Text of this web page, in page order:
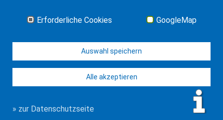
© WF Synold & Associates 2026
Erforderliche Cookies GoogleMap
Auswahl speichern
Alle akzeptieren
» zur Datenschutzseite